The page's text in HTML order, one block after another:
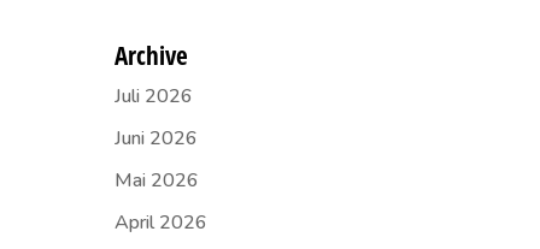
Archive
Juli 2026
Juni 2026
Mai 2026
April 2026